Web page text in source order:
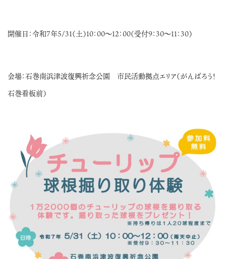
開催日：令和7年5/31（土）10：00～12：00（受付9：30～11：30）
会場：石巻南浜津波復興祈念公園 市民活動拠点エリア（がんばろう！
石巻看板前）